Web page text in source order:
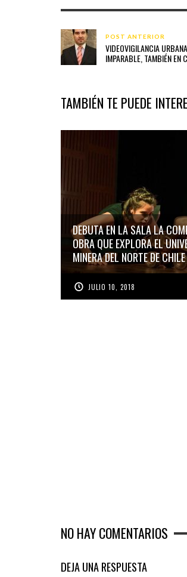
POST ANTERIOR
VIDEOVIGILANCIA
IMPARABLE, TAMBIÉN EN
TAMBIÉN TE PUEDE
DEBUTA EN LA SALA LA
OBRA QUE EXPLORA EL
MINERA DEL NORTE DE CHILE
JULIO 10, 2018
NO HAY COMENTARIOS
DEJA UNA RESPUESTA